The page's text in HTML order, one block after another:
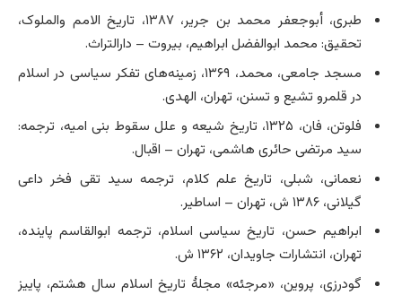
طبری، أبوجعفر محمد بن جریر، ۱۳۸۷‌، تاریخ الامم والملوک،
تحقیق: محمد ابوالفضل ابراهیم، بیروت – دارالتراث.
مسجد جامعی، محمد، ۱۳۶۹، زمینه­‌های تفکر سیاسی در اسلام
در قلمرو تشیع و تسنن، تهران، الهدی.
فلوتن، فان، ۱۳۲۵، تاریخ شیعه و علل سقوط بنی امیه، ترجمه:
سید مرتضی حائری ‌هاشمی‌، تهران – اقبال.
نعمانی، شبلی، تاریخ علم کلام، ترجمه سید تقی فخر داعی
گیلانی، ۱۳۸۶ ش، تهران – اساطیر.
ابراهیم حسن، تاریخ سیاسی اسلام، ترجمه ابوالقاسم پاینده،
تهران، انتشارات جاویدان، ۱۳۶۲ ش.
گودرزی، پروین، «مرجئه» مجلۀ تاریخ اسلام سال هشتم، پاییز